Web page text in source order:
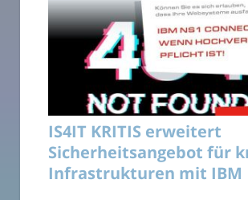
IS4IT KRITIS erweitert
Sicherheitsangebot für
Infrastrukturen mit IBM